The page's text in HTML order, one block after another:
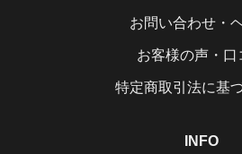
お問い合わせ・
お客様の声・口
特定商取引法に基
INFO